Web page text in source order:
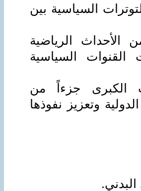
السياسية بين
الأحداث الرياضية
السياسية
الكبرى جزءاً من
وتعزيز نفوذها